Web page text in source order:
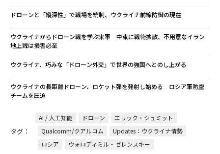
ドローンと「縦深性」で戦場を統制、ウクライナ前線防御の現在
ウクライナからドローン戦を学ぶ米軍 中東に戦術拡散、不用意なイラン
地上戦は損害必至
ウクライナ、巧みな「ドローン外交」で世界の強国へとのし上がる
ウクライナの長距離ドローン、ロケット弾を発射し始める ロシア軍防空
チームを圧迫
タグ：
AI / 人工知能 ドローン
エリック・シュミット
Qualcomm/クアルコム
Updates：ウクライナ情勢
ロシア
ウォロディミル・ゼレンスキー